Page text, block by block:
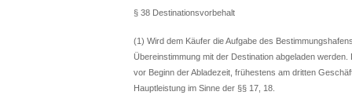
§ 38 Destinationsvorbehalt
(1) Wird dem Käufer die Aufgabe des
Übereinstimmung mit der Destination abgeladen
vor Beginn der Abladezeit, frühestens am dritten
Hauptleistung im Sinne der §§ 17, 18.